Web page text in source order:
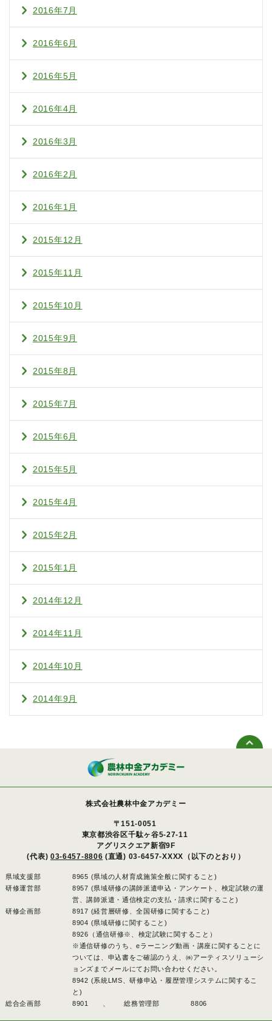
2016年7月
2016年6月
2016年5月
2016年4月
2016年3月
2016年2月
2016年1月
2015年12月
2015年11月
2015年10月
2015年9月
2015年8月
2015年7月
2015年6月
2015年5月
2015年4月
2015年2月
2015年1月
2014年12月
2014年11月
2014年10月
2014年9月
株式会社農林中金アカデミー
〒151-0051
東京都渋谷区千駄ヶ谷5-27-11
アグリスクエア新宿9F
(代表) 03-6457-8806 (直通) 03-6457-XXXX（以下のとおり）
県域支援部
8965 (県域の人材育成施策全般に関すること)
研修運営部
8957 (県域研修の講師派遣申込・アンケート、検定試験の運
営、講師派遣・通信検定の支払・請求に関すること)
研修企画部
8917 (経営層研修、全国研修に関すること)
8904 (県域研修に関すること)
8926（通信研修※、検定試験に関すること）
※通信研修のうち、eラーニング動画・講座に関することに
ついては、申込書をご確認のうえ、㈱アーティスソリューシ
ョンズまでメールにてお問い合わせください。
8942 (系統LMS、研修申込・履歴管理システムに関するこ
と)
総合企画部
8901 、総務管理部 8806